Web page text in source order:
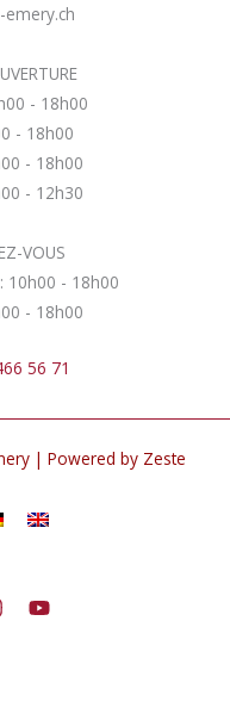
- 18h00
- 18h00
- 18h00
- 12h30
VOUS
10h00 - 18h00
- 18h00
56 71
| Powered by Zeste